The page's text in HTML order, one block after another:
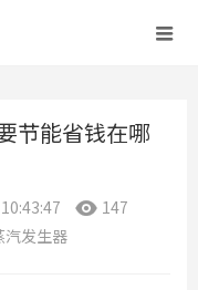

节能省钱在哪
 147
汽发生器